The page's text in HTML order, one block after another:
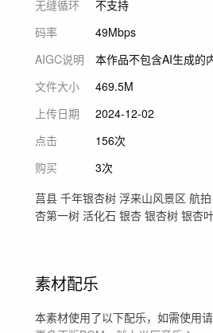
无缝循环
不支持
码率
49Mbps
AIGC说明
本作品不包含AI生成的
文件大小
469.5M
上传日期
2024-12-02
点击
156次
购买
3次
莒县 千年银杏树 浮来山风景区 航
杏第一树 活化石 银杏 银杏树 银杏
素材配乐
本素材使用了以下配乐，如需使用